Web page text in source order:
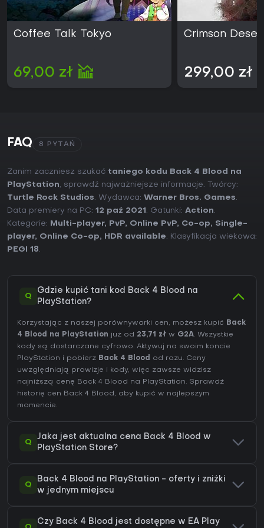
Coffee Talk Tokyo
69,00 zł
Crimson
299,00 zł
FAQ 8 PYTAŃ
Zanim zaczniesz szukać taniego kodu Back 4 Blood na
PlayStation, sprawdź najważniejsze informacje. Twórcy:
Turtle Rock Studios. Wydawca: Warner Bros. Games.
Data premiery na PC: 12 paź 2021 . Gatunki: Action.
Kategorie:
Multi-player, PvP, Online PvP, Co-op, Single-
player, Online Co-op, HDR available. Klasyfikacja wiekowa:
PEGI 18.
Q
Gdzie kupić tani kod Back 4 Blood na
PlayStation?
Korzystając z naszej porównywarki cen, możesz kupić Back
4 Blood na PlayStation już od 23,71 zł w G2A. Wszystkie
kody są dostarczane cyfrowo. Aktywuj na swoim koncie
PlayStation i pobierz Back 4 Blood
od razu. Ceny
uwzględniają prowizje i kody, więc zawsze widzisz
najniższą cenę Back 4 Blood na PlayStation. Sprawdź
historię cen Back 4 Blood , aby kupić w najlepszym
momencie.
Q
Jaka jest aktualna cena Back 4 Blood w
PlayStation Store?
Q
Back 4 Blood na PlayStation - oferty i zniżki
w jednym miejscu
Czy Back 4 Blood jest dostępne w EA Play